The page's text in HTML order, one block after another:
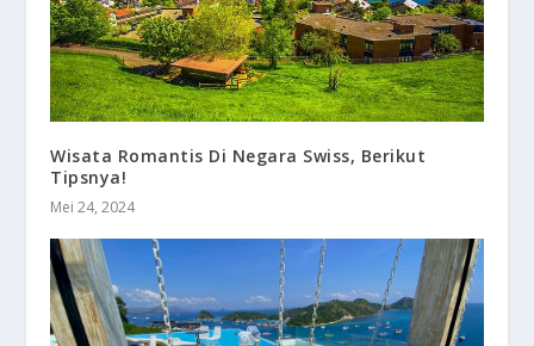
Wisata Romantis Di Negara Swiss, Berikut
Tipsnya!
Mei 24, 2024